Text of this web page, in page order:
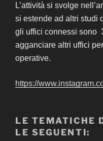
L’attività si svolge
si estende ad altri studi
gli uffici connessi sono
agganciare altri uffici
operative.
https://
LE TEMATICHE
LE SEGUENTI: